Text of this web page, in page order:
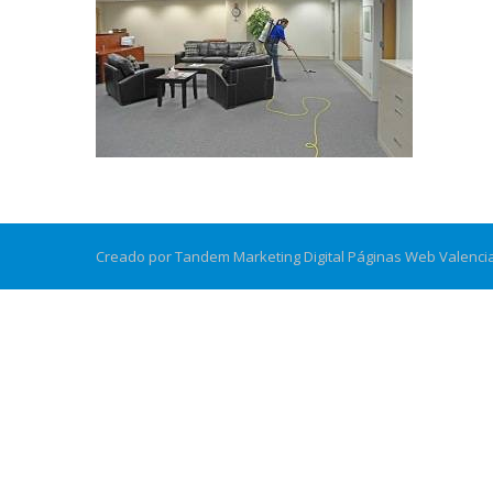
Creado por Tandem Marketing Digital Páginas Web